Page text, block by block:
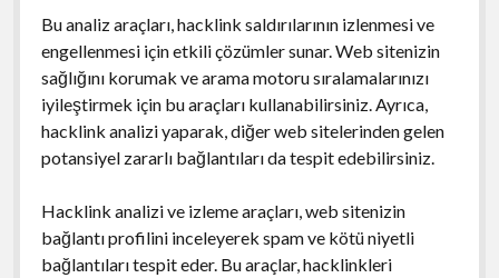
Bu analiz araçları, hacklink saldırılarının izlenmesi ve
engellenmesi için etkili çözümler sunar. Web sitenizin
sağlığını korumak ve arama motoru sıralamalarınızı
iyileştirmek için bu araçları kullanabilirsiniz. Ayrıca,
hacklink analizi yaparak, diğer web sitelerinden gelen
potansiyel zararlı bağlantıları da tespit edebilirsiniz.
Hacklink analizi ve izleme araçları, web sitenizin
bağlantı profilini inceleyerek spam ve kötü niyetli
bağlantıları tespit eder. Bu araçlar, hacklinkleri